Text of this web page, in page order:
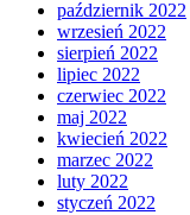
październik 2022
wrzesień 2022
sierpień 2022
lipiec 2022
czerwiec 2022
maj 2022
kwiecień 2022
marzec 2022
luty 2022
styczeń 2022